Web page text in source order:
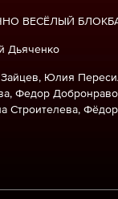
ВЕСЁЛЫЙ
Дьяченко
Юлия
Федор
Строителева,